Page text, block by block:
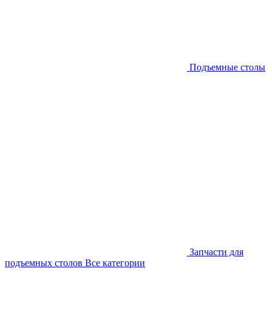
Подъемные столы
Запчасти для
подъемных столов Все категории